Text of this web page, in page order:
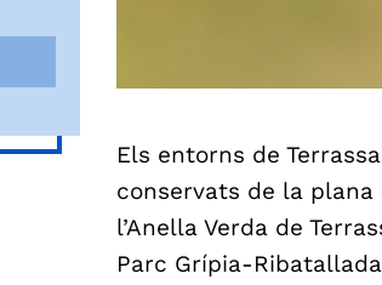
Els entorns de
conservats de la
l’Anella Verda de
Parc Grípia-